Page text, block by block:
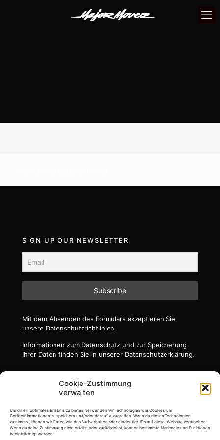
Cookie-Zustimmung
verwalten
Um dir ein optimales Erlebnis zu bieten, verwenden wir Technologien wie Cookies, um
Geräteinformationen zu speichern und/oder darauf zuzugreifen. Wenn du diesen Technologien
zustimmst, können wir Daten wie das Surfverhalten oder eindeutige IDs auf dieser Website verarbeiten.
Wenn du deine Zustimmung nicht erteilst oder zurückziehst, können bestimmte Merkmale und Funktionen
beeinträchtigt werden.
SIGN UP OUR NEWSLETTER
Mit dem Absenden des Formulars akzeptieren Sie
unsere Datenschutzrichtlinien.
Informationen zum Datenschutz und zur Speicherung
Ihrer Daten finden Sie in unserer Datenschutzerklärung.